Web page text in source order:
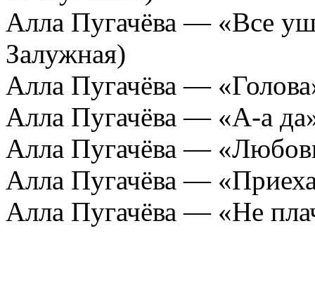
Алла Пугачёва — «Все
Залужная)
Алла Пугачёва —
Алла Пугачёва — «А-а
Алла Пугачёва —
Алла Пугачёва —
Алла Пугачёва — «Не